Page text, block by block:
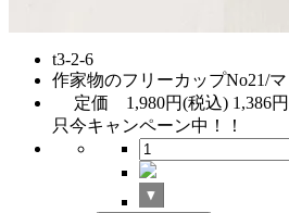
t3-2-6
作家物のフリーカップNo21/
定価 1,980円(税込) 1,386
只今キャンペーン中！！